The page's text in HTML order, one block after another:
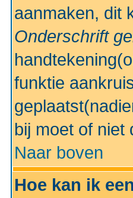
aanmaken, dit
Onderschrift
funktie
bij moet of niet
Naar boven
Hoe kan ik